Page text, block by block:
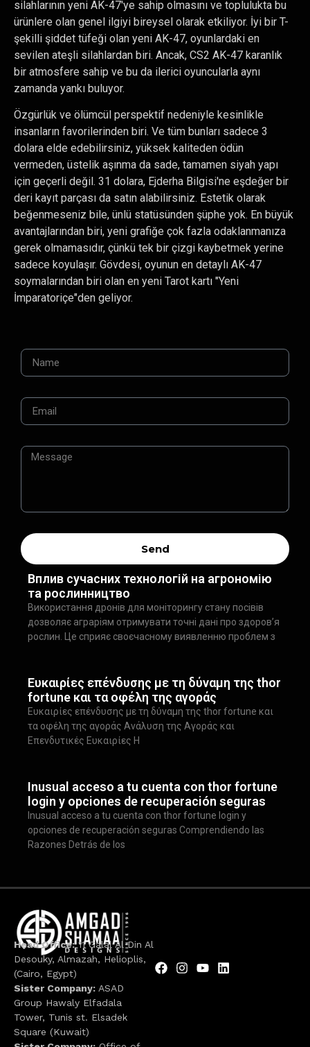
silahlarının yeni AK-47'ye sahip olmasını ve toplulukta bu
ürünlere olan genel ilgiyi bireysel olarak etkiliyor. İyi bir T-
şekilli şiddet tüfeği olan yeni AK-47, oyunlardaki en
sevilen ateşli silahlardan biri. Ancak, CS2 AK-47 karanlık
bir atmosfere sahip ve bu da ilerici oyuncularla aynı
zamanda yankı buluyor.
Özgürlük ve ölümcül perspektif nedeniyle kesinlikle
insanların favorilerinden biri. Ve tüm bunları sadece 3
dolara elde edebilirsiniz, yüksek kaliteden ödün
vermeden, üstelik aşınma da sade, tamamen siyah yapı
için geçerli değil. 31 dolara, Ejderha Bilgisi'ne eşdeğer bir
deri kayıt parçası da satın alabilirsiniz. Estetik olarak
beğenmeseniz bile, ünlü statüsünden şüphe yok. En büyük
avantajlarından biri, yeni grafiğe çok fazla odaklanmanıza
gerek olmamasıdır, çünkü tek bir çizgi kaybetmek yerine
sadece koyulaşır. Gövdesi, oyunun en detaylı AK-47
soymalarından biri olan en yeni Tarot kartı "Yeni
İmparatoriçe"den geliyor.
Send
Вплив сучасних технологій на агрономію
та рослинництво
Використання дронів для моніторингу стану посівів
дозволяє аграріям отримувати точні дані про здоров’я
рослин. Це сприяє своєчасному виявленню проблем з
Ευκαιρίες επένδυσης με τη δύναμη της thor
fortune και τα οφέλη της αγοράς
Ευκαιρίες επένδυσης με τη δύναμη της thor fortune και
τα οφέλη της αγοράς Ανάλυση της Αγοράς και
Επενδυτικές Ευκαιρίες Η
Inusual acceso a tu cuenta con thor fortune
login y opciones de recuperación seguras
Inusual acceso a tu cuenta con thor fortune login y
opciones de recuperación seguras Comprendiendo las
Razones Detrás de los
Head Office:11 Galal Al Din Al
Desouky, Almazah, Helioplis,
(Cairo, Egypt)
Sister Company: ASAD
Group Hawaly Elfadala
Tower, Tunis st. Elsadek
Square (Kuwait)